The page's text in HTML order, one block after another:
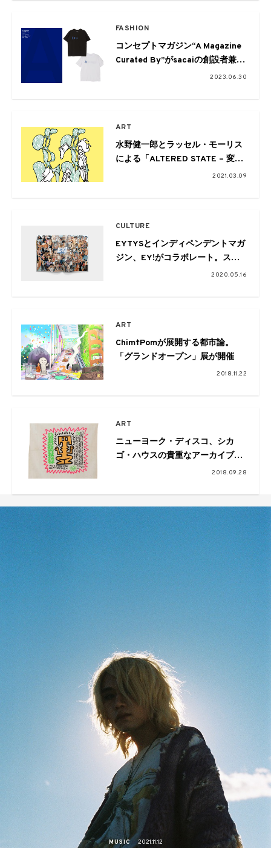
FASHION
コンセプトマガジン“A Magazine
Curated By”がsacaiの創設者兼デ
ザイナー 阿部千登勢をゲストキュ
2023.06.30
ART
水野健一郎とラッセル・モーリス
による「ALTERED STATE – 変更
2021.03.09
CULTURE
EYTYSとインディペンデントマガ
ジン、EY!がコラボレート。スペ
2020.05.16
ART
Chim↑Pomが展開する都市論。
「グランドオープン」展が開催
2018.11.22
ART
ニューヨーク・ディスコ、シカ
ゴ・ハウスの貴重なアーカイブが
公開。「Wild Life Archive」展が
2018.09.28
MUSIC 2021.11.12